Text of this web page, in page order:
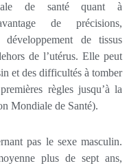
de santé quant à
de précisions,
de tissus
de l’utérus. Elle peut
et des difficultés à tomber
règles jusqu’à la
Mondiale de Santé).
pas le sexe masculin.
plus de sept ans,